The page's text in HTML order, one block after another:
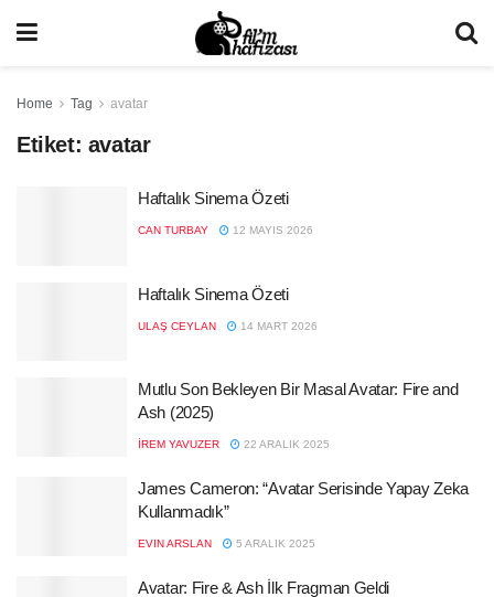
Home Tag avatar
Etiket: avatar
Haftalık Sinema Özeti
CAN TURBAY 12 MAYIS 2026
Haftalık Sinema Özeti
ULAŞ CEYLAN 14 MART 2026
Mutlu Son Bekleyen Bir Masal Avatar: Fire and
Ash (2025)
İREM YAVUZER 22 ARALIK 2025
James Cameron: “Avatar Serisinde Yapay Zeka
Kullanmadık”
EVIN ARSLAN 5 ARALIK 2025
Avatar: Fire & Ash İlk Fragman Geldi